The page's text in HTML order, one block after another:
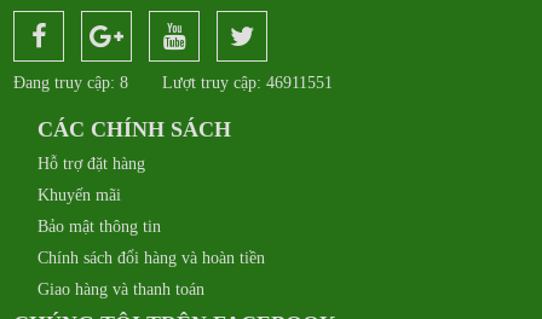
Đang truy cập: 8 Lượt truy cập: 46911551
CÁC CHÍNH SÁCH
Hỗ trợ đặt hàng
Khuyến mãi
Bảo mật thông tin
Chính sách đổi hàng và hoàn tiền
Giao hàng và thanh toán